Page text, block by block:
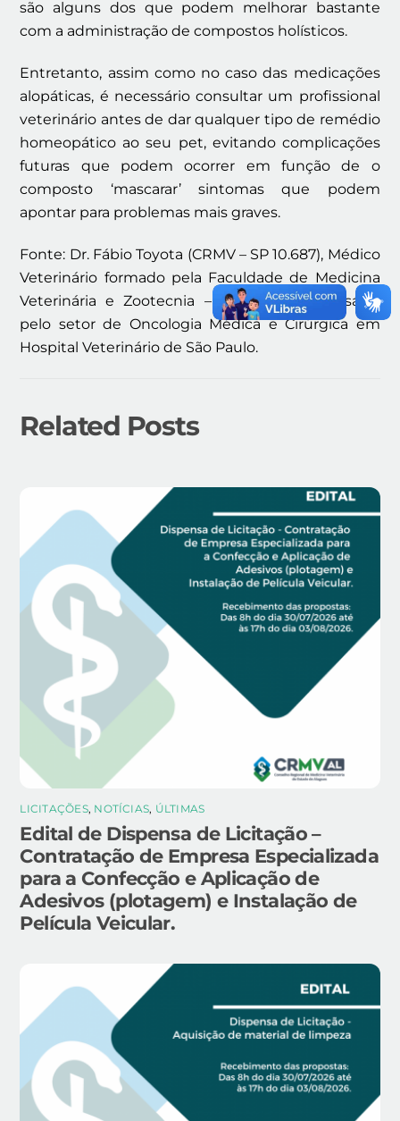
são alguns dos que podem melhorar bastante
com a administração de compostos holísticos.
Entretanto, assim como no caso das medicações
alopáticas, é necessário consultar um profissional
veterinário antes de dar qualquer tipo de remédio
homeopático ao seu pet, evitando complicações
futuras que podem ocorrer em função de o
composto ‘mascarar’ sintomas que podem
apontar para problemas mais graves.
Fonte: Dr. Fábio Toyota (CRMV – SP 10.687), Médico
Veterinário formado pela Faculdade de Medicina
Veterinária e Zootecnia – Unesp e responsável
pelo setor de Oncologia Médica e Cirúrgica em
Hospital Veterinário de São Paulo.
Related Posts
LICITAÇÕES, NOTÍCIAS, ÚLTIMAS
Edital de Dispensa de Licitação –
Contratação de Empresa Especializada
para a Confecção e Aplicação de
Adesivos (plotagem) e Instalação de
Película Veicular.